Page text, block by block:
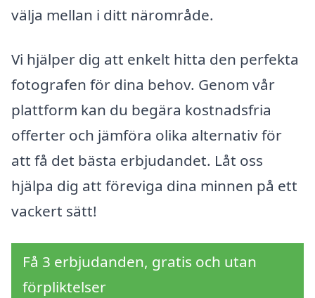
välja mellan i ditt närområde.
Vi hjälper dig att enkelt hitta den perfekta
fotografen för dina behov. Genom vår
plattform kan du begära kostnadsfria
offerter och jämföra olika alternativ för
att få det bästa erbjudandet. Låt oss
hjälpa dig att föreviga dina minnen på ett
vackert sätt!
Få 3 erbjudanden, gratis och utan
förpliktelser